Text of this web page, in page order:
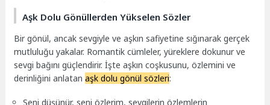
Aşk Dolu Gönüllerden Yükselen Sözler
Bir gönül, ancak sevgiyle ve aşkın safiyetine sığınarak gerçek
mutluluğu yakalar. Romantik cümleler, yüreklere dokunur ve
sevgi bağını güçlendirir. İşte aşkın coşkusunu, özlemini ve
derinliğini anlatanaşk dolu gönül sözleri:
Seni düşünür, seni özlerim, sevgilerin özlemlerin